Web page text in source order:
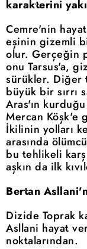
karakterini
Cemre'nin
eşinin gizemli
olur. Gerçeğin
onu Tarsus'a,
sürükler. Diğer
büyük bir sırrı
Aras'ın
Mercan Köşk'e
İkilinin yolları
arasında
bu tehlikeli
aşkın da ilk
Bertan
Dizide Toprak
Asllani hayat
noktalarından.